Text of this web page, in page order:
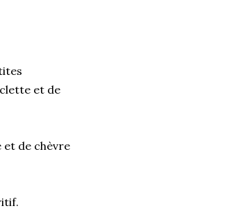
et de
et de chèvre